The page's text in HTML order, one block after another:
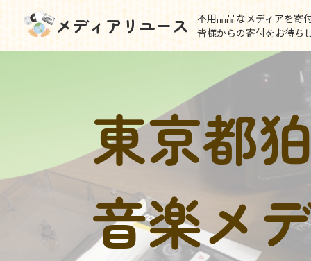
メディアリユース
不用品品なメディアを寄
皆様からの寄付をお待ち
東京都
音楽メ